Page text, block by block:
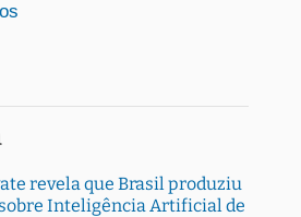
revela que Brasil produziu
Inteligência Artificial de